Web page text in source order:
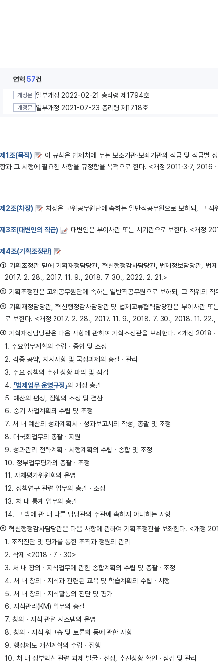
연혁 57건
개정문 일부개정 2022-02-21 총리령 제1794호
개정문 일부개정 2021-07-23 총리령 제1718호
제1조(목적) 이 규칙은 법제처에 두는 보조기관·보좌기관의 직급 및 직급별 정
항과 그 시행에 필요한 사항을 규정함을 목적으로 한다. <개정 2011·3·7, 2016
제2조(차장) 차장은 고위공무원단에 속하는 일반직공무원으로 보하되, 그
제3조(대변인의 직급) 대변인은 부이사관 또는 서기관으로 보한다. <개정
제4조(기획조정관)
① 기획조정관 밑에 기획재정담당관, 혁신행정감사담당관, 법제정보담당
2017. 2. 28., 2017. 11. 9., 2018. 7. 30., 2022. 2. 21.>
② 기획조정관은 고위공무원단에 속하는 일반직공무원으로 보하되, 그 직위의
③ 기획재정담당관, 혁신행정감사담당관 및 법제교류협력담당관은 부이사관
로 보한다. <개정 2017. 2. 28., 2017. 11. 9., 2018. 7. 30., 2018. 11.
④ 기획재정담당관은 다음 사항에 관하여 기획조정관을 보좌한다. <개정 2018
1. 주요업무계획의 수립ㆍ종합 및 조정
2. 각종 공약, 지시사항 및 국정과제의 총괄ㆍ관리
3. 주요 정책의 추진 상황 파악 및 점검
4. 「법제업무 운영규정」의 개정 총괄
5. 예산의 편성, 집행의 조정 및 결산
6. 중기 사업계획의 수립 및 조정
7. 처 내 예산의 성과계획서ㆍ성과보고서의 작성, 총괄 및 조정
8. 대국회업무의 총괄ㆍ지원
9. 성과관리 전략계획ㆍ시행계획의 수립ㆍ종합 및 조정
10. 정부업무평가의 총괄ㆍ조정
11. 자체평가위원회의 운영
12. 정책연구 관련 업무의 총괄ㆍ조정
13. 처 내 통계 업무의 총괄
14. 그 밖에 관 내 다른 담당관의 주관에 속하지 아니하는 사항
⑤ 혁신행정감사담당관은 다음 사항에 관하여 기획조정관을 보좌한다. <개
1. 조직진단 및 평가를 통한 조직과 정원의 관리
2. 삭제 <2018ㆍ7ㆍ30>
3. 처 내 창의ㆍ지식업무에 관한 종합계획의 수립 및 총괄ㆍ조정
4. 처 내 창의ㆍ지식과 관련된 교육 및 학습계획의 수립ㆍ시행
5. 처 내 창의ㆍ지식활동의 진단 및 평가
6. 지식관리(KM) 업무의 총괄
7. 창의ㆍ지식 관련 시스템의 운영
8. 창의ㆍ지식 워크숍 및 토론회 등에 관한 사항
9. 행정제도 개선계획의 수립ㆍ집행
10. 처 내 정부혁신 관련 과제 발굴ㆍ선정, 추진상황 확인ㆍ점검 및 관리